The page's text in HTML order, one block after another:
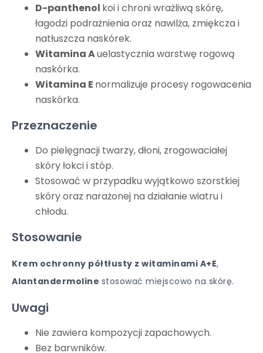
D-panthenol koi i chroni wrażliwą skórę,
łagodzi podrażnienia oraz nawilża, zmiękcza i
natłuszcza naskórek.
Witamina Auelastycznia warstwę rogową
naskórka.
Witamina E normalizuje procesy rogowacenia
naskórka.
Przeznaczenie
Do pielęgnacji twarzy, dłoni, zrogowaciałej
skóry łokci i stóp.
Stosować w przypadku wyjątkowo szorstkiej
skóry oraz narażonej na działanie wiatru i
chłodu.
Stosowanie
Krem ochronny półtłusty z witaminami A+E,
Alantandermoline stosować miejscowo na skórę.
Uwagi
Nie zawiera kompozycji zapachowych.
Bez barwników.